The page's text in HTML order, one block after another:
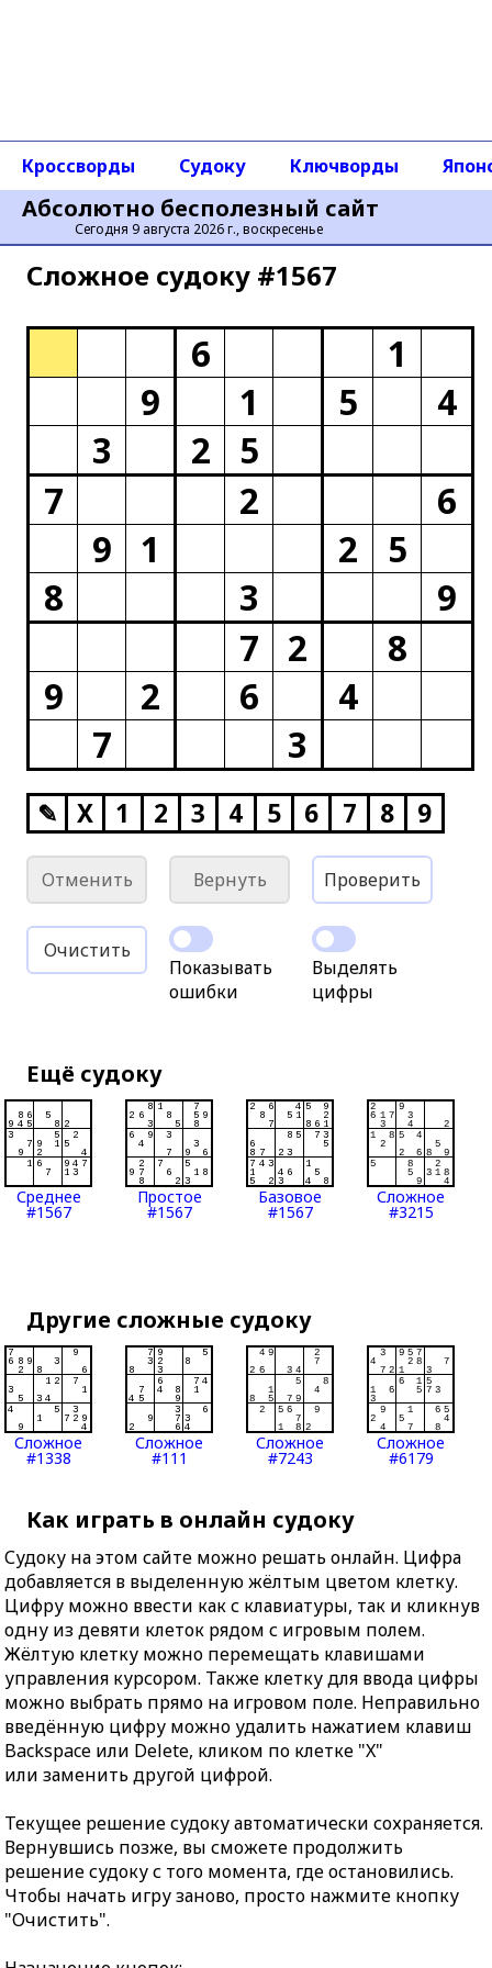
Абсолютно бесполезный сайт
Сегодня 9 августа 2026 г., воскресенье
Кроссворды Судоку Ключворды
Сложное cудоку #1567
6
1
9
1 5
4
3
2
5
7
2
6
9
1 2
5
8
3
9
7
2
8
9
2 6
4
7
3
✎ X 1 2 3 4 5 6 7 8 9
Отменить Вернуть Проверить
Очистить
Показывать
ошибки
Выделять
цифры
Ещё судоку
Среднее
#1567
Простое
#1567
Базовое
#1567
Сложное
#3215
Другие сложные судоку
Сложное
#1338
Сложное
#111
Сложное
#7243
Сложное
#6179
Как играть в онлайн судоку
Судоку на этом сайте можно решать онлайн. Цифра
добавляется в выделенную жёлтым цветом клетку.
Цифру можно ввести как с клавиатуры, так и кликнув
одну из девяти клеток рядом с игровым полем.
Жёлтую клетку можно перемещать клавишами
управления курсором. Также клетку для ввода цифры
можно выбрать прямо на игровом поле. Неправильно
введённую цифру можно удалить нажатием клавиш
Backspace или Delete, кликом по клетке "X"
или заменить другой цифрой.
Текущее решение судоку автоматически сохраняется.
Вернувшись позже, вы сможете продолжить
решение судоку с того момента, где остановились.
Чтобы начать игру заново, просто нажмите кнопку
"Очистить".